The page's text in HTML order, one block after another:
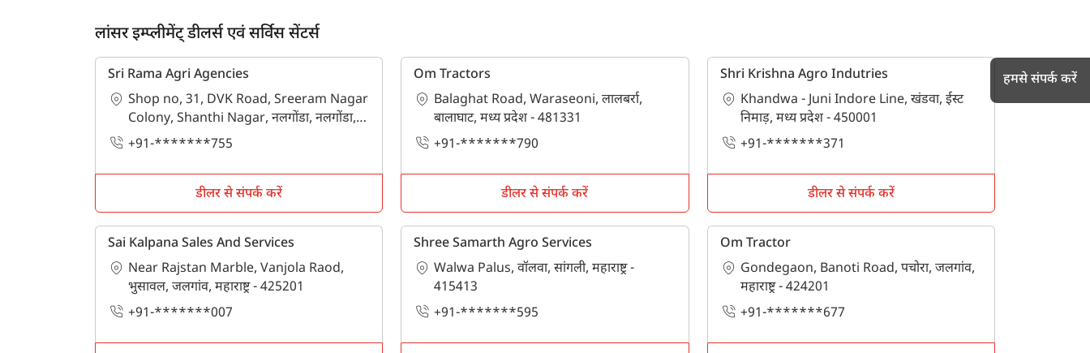
लांसर इम्प्लीमेंट् डीलर्स एवं सर्विस सेंटर्स
Sri Rama Agri Agencies
Shop no, 31, DVK Road, Sreeram Nagar
Colony, Shanthi Nagar, नलगोंडा, नलगोंडा,
तेलंगाना - 508001
+91-*******755
डीलर से संपर्क करें
Om Tractors
Balaghat Road, Waraseoni, लालबर्रा,
बालाघाट, मध्य प्रदेश - 481331
+91-*******790
डीलर से संपर्क करें
Shri Krishna Agro Indutries
Khandwa - Juni Indore Line, खंडवा, ईस्ट
निमाड़, मध्य प्रदेश - 450001
+91-*******371
डीलर से संपर्क करें
Sai Kalpana Sales And Services
Near Rajstan Marble, Vanjola Raod,
भुसावल, जलगांव, महाराष्ट्र - 425201
+91-*******007
Shree Samarth Agro Services
Walwa Palus, वॉलवा, सांगली, महाराष्ट्र -
415413
+91-*******595
Om Tractor
Gondegaon, Banoti Road, पचोरा, जलगांव,
महाराष्ट्र - 424201
+91-*******677
हमसे संपर्क करें
पिन कोड दर्ज करें*
Also interested in Implement loans
By registering here, I agree to TVS Credit Services
Privacy Policy.
सबमिट